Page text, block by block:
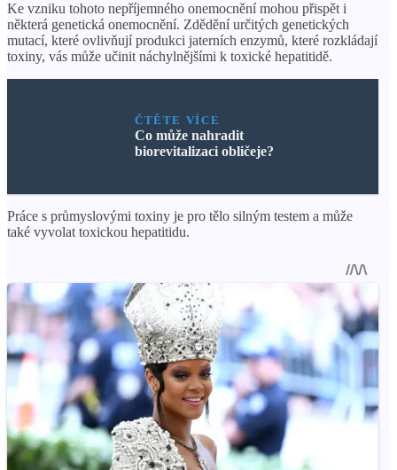
Ke vzniku tohoto nepříjemného onemocnění mohou přispět i
některá genetická onemocnění. Zdědění určitých genetických
mutací, které ovlivňují produkci jaterních enzymů, které rozkládají
toxiny, vás může učinit náchylnějšími k toxické hepatitidě.
ČTĚTE VÍCE
Co může nahradit
biorevitalizaci obličeje?
Práce s průmyslovými toxiny je pro tělo silným testem a může
také vyvolat toxickou hepatitidu.